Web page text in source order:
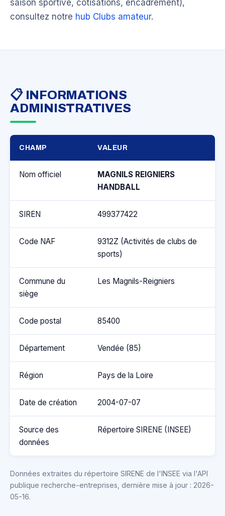
saison sportive, cotisations, encadrement),
consultez notre hub Clubs amateur.
📋 INFORMATIONS
ADMINISTRATIVES
CHAMP VALEUR
Nom officiel
MAGNILS REIGNIERS
HANDBALL
SIREN 499377422
Code NAF
9312Z (Activités de clubs de
sports)
Commune du
siège
Les Magnils-Reigniers
Code postal 85400
Département Vendée (85)
Région Pays de la Loire
Date de création 2004-07-07
Source des
données
Répertoire SIRENE (INSEE)
Données extraites du répertoire SIRENE de l'INSEE via l'API
publique recherche-entreprises, dernière mise à jour : 2026-
05-16.